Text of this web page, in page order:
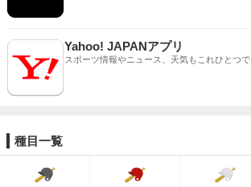
Yahoo! JAPANアプリ
スポーツ情報やニュース、天気もこれひとつで
種目一覧